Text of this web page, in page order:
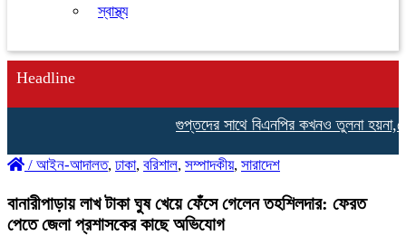
স্বাস্থ্য
Headline
গুপ্তদের সাথে বিএনপির কখনও তুলনা
/ আইন-আদালত, ঢাকা, বরিশাল, সম্পাদকীয়, সারাদেশ
বানারীপাড়ায় লাখ টাকা ঘুষ খেয়ে ফেঁসে গেলেন তহশিলদার: ফেরত
পেতে জেলা প্রশাসকের কাছে অভিযোগ